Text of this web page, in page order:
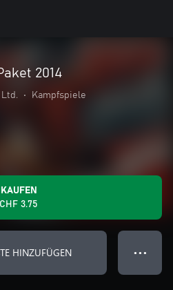
2014
Ltd. • Kampfspiele
KAUFEN
CHF 3.75
HINZUFÜGEN ● ● ●